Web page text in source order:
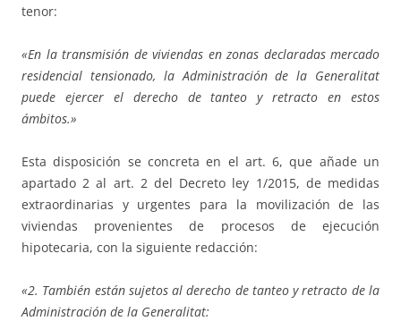
tenor:
«En la transmisión de viviendas en zonas declaradas mercado
residencial tensionado, la Administración de la Generalitat
puede ejercer el derecho de tanteo y retracto en estos
ámbitos.»
Esta disposición se concreta en el art. 6, que añade un
apartado 2 al art. 2 del Decreto ley 1/2015, de medidas
extraordinarias y urgentes para la movilización de las
viviendas provenientes de procesos de ejecución
hipotecaria, con la siguiente redacción:
«2. También están sujetos al derecho de tanteo y retracto de la
Administración de la Generalitat: